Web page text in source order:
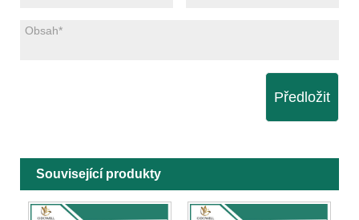
Předložit
Související produkty